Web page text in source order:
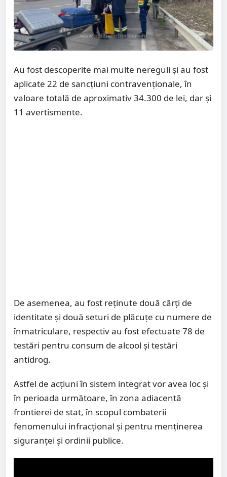
Au fost descoperite mai multe nereguli și au fost
aplicate 22 de sancțiuni contravenționale, în
valoare totală de aproximativ 34.300 de lei, dar și
11 avertismente.
De asemenea, au fost reținute două cărți de
identitate și două seturi de plăcuțe cu numere de
înmatriculare, respectiv au fost efectuate 78 de
testări pentru consum de alcool și testări
antidrog.
Astfel de acțiuni în sistem integrat vor avea loc și
în perioada următoare, în zona adiacentă
frontierei de stat, în scopul combaterii
fenomenului infracțional și pentru menținerea
siguranței și ordinii publice.